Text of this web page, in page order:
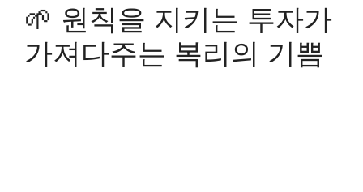
🌱 원칙을 지키는 투자가
가져다주는 복리의 기쁨